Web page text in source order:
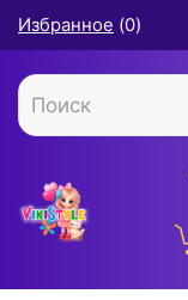
Избранное (0)